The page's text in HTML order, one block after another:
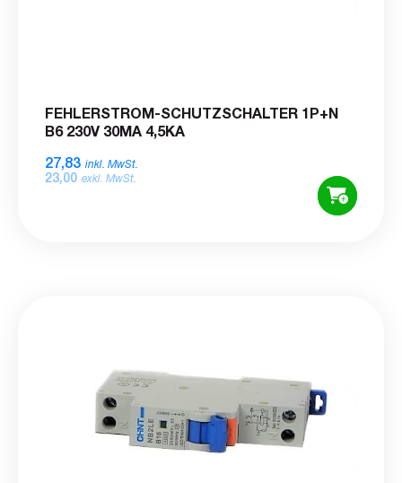
FEHLERSTROM-SCHUTZSCHALTER 1P+N
B6 230V 30MA 4,5KA
27,83 inkl. MwSt.
23,00 exkl. MwSt.